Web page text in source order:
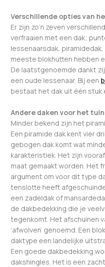
Verschillende opties van
Er zijn zo’n zeven
verfraaien met een dak;
lessenaarsdak,
meeste blokhutten hebben
De laatstgenoemde dankt
een oude lessenaar. Bij een
bestaat het dak uit één stuk
Andere daken voor het
Minder bekend zijn het
Een piramide dak kent vier
gebogen dak komt wat
karakteristiek. Het zijn
maat gemaakt worden. Het
argument om voor dit type
tenslotte heeft
een zadeldak of
de dakbedekking die je
tegenkomt. Het afschuinen
‘afwolven’ genoemd. Een
daktype een landelijke
Een goede dakbedekking
dakshingles. Het is een